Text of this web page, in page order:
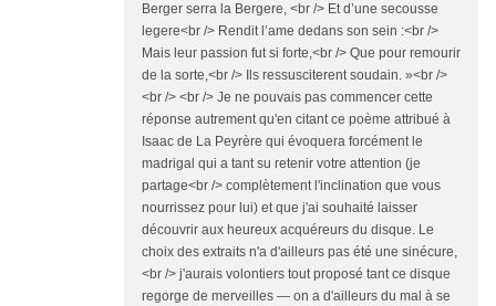
Berger serra la Bergere, <br /> Et d’une secousse
legere<br /> Rendit l’ame dedans son sein :<br />
Mais leur passion fut si forte,<br /> Que pour remourir
de la sorte,<br /> Ils ressusciterent soudain. »<br />
<br /> <br /> Je ne pouvais pas commencer cette
réponse autrement qu'en citant ce poème attribué à
Isaac de La Peyrère qui évoquera forcément le
madrigal qui a tant su retenir votre attention (je
partage<br /> complètement l'inclination que vous
nourrissez pour lui) et que j'ai souhaité laisser
découvrir aux heureux acquéreurs du disque. Le
choix des extraits n'a d'ailleurs pas été une sinécure,
<br /> j'aurais volontiers tout proposé tant ce disque
regorge de merveilles — on a d'ailleurs du mal à se